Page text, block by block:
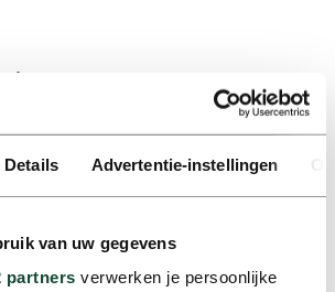
Details Advertentie-instellingen
van uw gegevens
partners verwerken je persoonlijke